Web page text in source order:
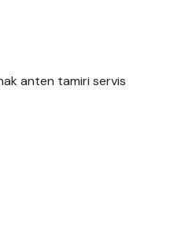
anten tamiri servis